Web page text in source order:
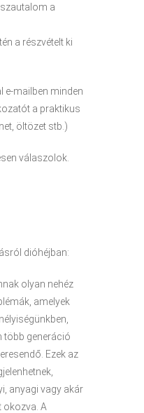
a
a részvételt ki
e-mailben minden
a praktikus
öltözet stb.)
válaszolok.
dióhéjban:
olyan nehéz
amelyek
több generáció
Ezek az
anyagi vagy akár
okozva. A